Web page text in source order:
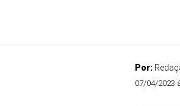
Por:
07/04/2023